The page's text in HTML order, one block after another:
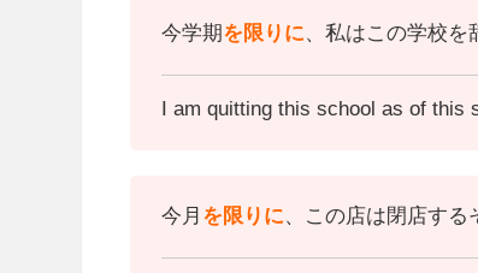
今学期を限りに、私はこの学校を
I am quitting this school as of this
今月 を限りに、この店は閉店する